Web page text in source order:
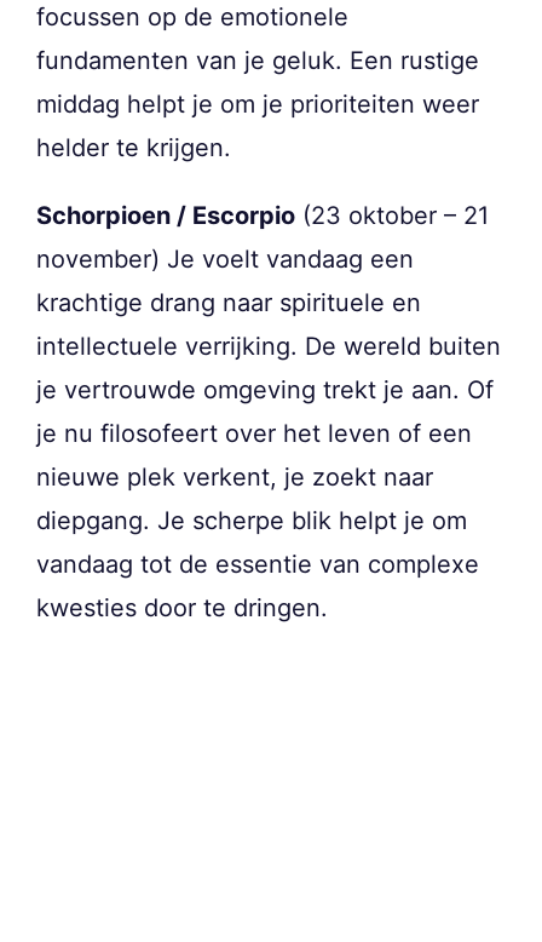
focussen op de emotionele
fundamenten van je geluk. Een rustige
middag helpt je om je prioriteiten weer
helder te krijgen.
Schorpioen / Escorpio (23 oktober – 21
november) Je voelt vandaag een
krachtige drang naar spirituele en
intellectuele verrijking. De wereld buiten
je vertrouwde omgeving trekt je aan. Of
je nu filosofeert over het leven of een
nieuwe plek verkent, je zoekt naar
diepgang. Je scherpe blik helpt je om
vandaag tot de essentie van complexe
kwesties door te dringen.